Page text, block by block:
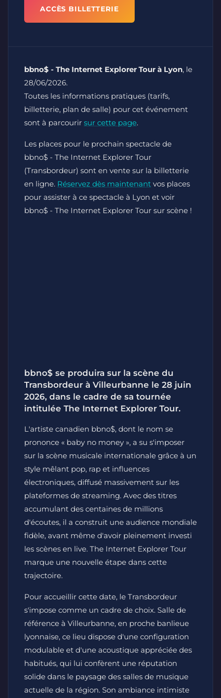
ACCÈS BILLETTERIE
bbno$ - The Internet Explorer Tour à Lyon, le
28/06/2026.
Toutes les informations pratiques (tarifs,
billetterie, plan de salle) pour cet événement
sont à parcourir sur cette page.
Les places pour le prochain spectacle de
bbno$ - The Internet Explorer Tour
(Transbordeur) sont en vente sur la billetterie
en ligne. Réservez dès maintenant vos places
pour assister à ce spectacle à Lyon et voir
bbno$ - The Internet Explorer Tour sur scène !
bbno$ se produira sur la scène du
Transbordeur à Villeurbanne le 28 juin
2026, dans le cadre de sa tournée
intitulée The Internet Explorer Tour.
L'artiste canadien bbno$, dont le nom se
prononce « baby no money », a su s'imposer
sur la scène musicale internationale grâce à un
style mêlant pop, rap et influences
électroniques, diffusé massivement sur les
plateformes de streaming. Avec des titres
accumulant des centaines de millions
d'écoutes, il a construit une audience mondiale
fidèle, avant même d'avoir pleinement investi
les scènes en live. The Internet Explorer Tour
marque une nouvelle étape dans cette
trajectoire.
Pour accueillir cette date, le Transbordeur
s'impose comme un cadre de choix. Salle de
référence à Villeurbanne, en proche banlieue
lyonnaise, ce lieu dispose d'une configuration
modulable et d'une acoustique appréciée des
habitués, qui lui confèrent une réputation
solide dans le paysage des salles de musique
actuelle de la région. Son ambiance intimiste